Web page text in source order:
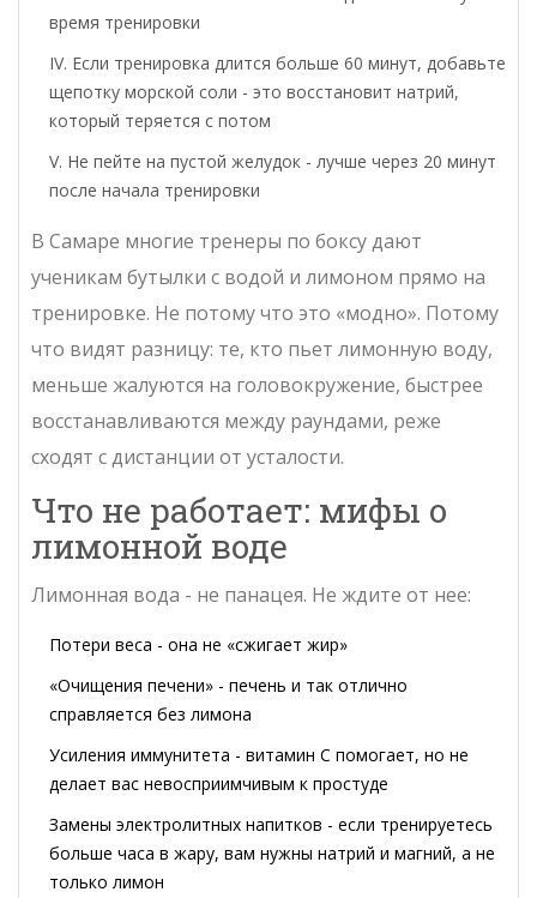
время тренировки
Если тренировка длится больше 60 минут, добавьте
щепотку морской соли - это восстановит натрий,
который теряется с потом
Не пейте на пустой желудок - лучше через 20 минут
после начала тренировки
В Самаре многие тренеры по боксу дают
ученикам бутылки с водой и лимоном прямо на
тренировке. Не потому что это «модно». Потому
что видят разницу: те, кто пьет лимонную воду,
меньше жалуются на головокружение, быстрее
восстанавливаются между раундами, реже
сходят с дистанции от усталости.
Что не работает: мифы о
лимонной воде
Лимонная вода - не панацея. Не ждите от нее:
Потери веса - она не «сжигает жир»
«Очищения печени» - печень и так отлично
справляется без лимона
Усиления иммунитета - витамин С помогает, но не
делает вас невосприимчивым к простуде
Замены электролитных напитков - если тренируетесь
больше часа в жару, вам нужны натрий и магний, а не
только лимон